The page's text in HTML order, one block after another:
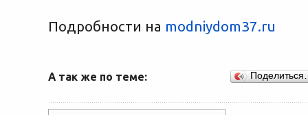
Подробности на modniydom37.ru
А так же по теме: